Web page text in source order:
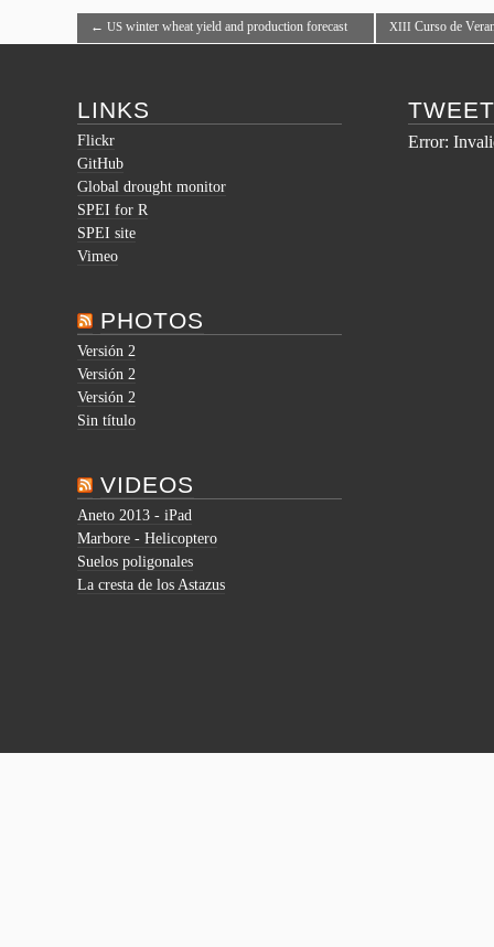
← US winter wheat yield and production forecast
XIII Curso de
LINKS
Flickr
GitHub
Global drought monitor
SPEI for R
SPEI site
Vimeo
PHOTOS
Versión 2
Versión 2
Versión 2
Sin título
VIDEOS
Aneto 2013 - iPad
Marbore - Helicoptero
Suelos poligonales
La cresta de los Astazus
Error: